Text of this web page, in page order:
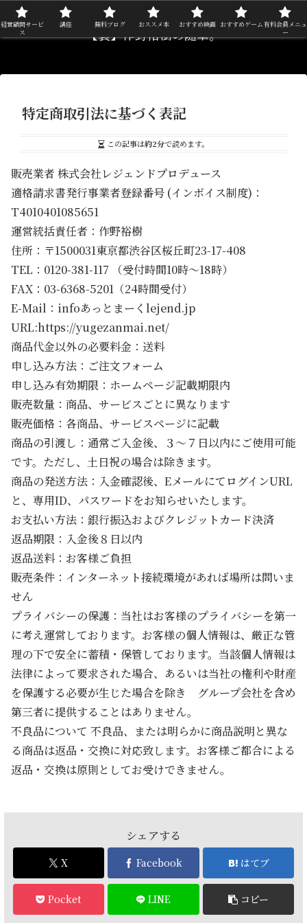
【裏】作野裕樹の随筆。
特定商取引法に基づく表記
この記事は約2分で読めます。
販売業者 株式会社レジェンドプロデュース
適格請求書発行事業者登録番号 (インボイス制度)：
T4010401085651
運営統括責任者：作野裕樹
住所：〒1500031東京都渋谷区桜丘町23-17-408
TEL：0120-381-117 （受付時間10時～18時）
FAX：03-6368-5201（24時間受付）
E-Mail：infoあっとまーくlejend.jp
URL:https://yugezanmai.net/
商品代金以外の必要料金：送料
申し込み方法：ご注文フォーム
申し込み有効期限：ホームページ記載期限内
販売数量：商品、サービスごとに異なります
販売価格：各商品、サービスページに記載
商品の引渡し：通常ご入金後、３～７日以内にご使用可能
です。ただし、土日祝の場合は除きます。
商品の発送方法：入金確認後、EメールにてログインURL
と、専用ID、パスワードをお知らせいたします。
お支払い方法：銀行振込およびクレジットカード決済
返品期限：入金後８日以内
返品送料：お客様ご負担
販売条件：インターネット接続環境があれば場所は問いま
せん
プライバシーの保護：当社はお客様のプライバシーを第一
に考え運営しております。お客様の個人情報は、厳正な管
理の下で安全に蓄積・保管しております。当該個人情報は
法律によって要求された場合、あるいは当社の権利や財産
を保護する必要が生じた場合を除き グループ会社を含め
第三者に提供することはありません。
不良品について 不良品、または明らかに商品説明と異な
る商品は返品・交換に対応致します。お客様ご都合による
返品・交換は原則としてお受けできません。
シェアする
X Facebook はてブ
Pocket LINE コピー
経営顧問サービ
ス
講座 無料ブログ おススメ本 おすすめ映画 おすすめゲーム有料会員メニュ
ー